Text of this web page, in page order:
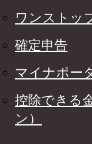
ワンストッ
確定申告
マイナポー
控除できる
ン）